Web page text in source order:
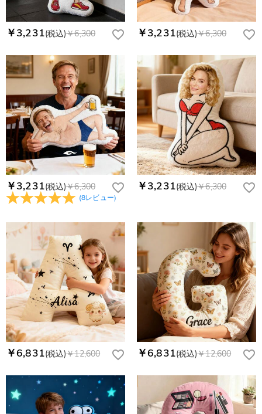
￥3,231(税込)￥6,300 ￥3,231(税込)￥6,300
￥3,231(税込)￥6,300
(8レビュー)
￥3,231(税込)￥6,300
￥6,831(税込)￥12,600 ￥6,831(税込)￥12,600